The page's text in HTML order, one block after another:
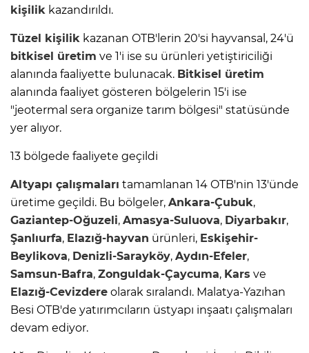
kişilik kazandırıldı.
Tüzel kişilik kazanan OTB'lerin 20'si hayvansal, 24'ü
bitkisel üretim ve 1'i ise su ürünleri yetiştiriciliği
alanında faaliyette bulunacak. Bitkisel üretim
alanında faaliyet gösteren bölgelerin 15'i ise
"jeotermal sera organize tarım bölgesi" statüsünde
yer alıyor.
13 bölgede faaliyete geçildi
Altyapı çalışmaları tamamlanan 14 OTB'nin 13'ünde
üretime geçildi. Bu bölgeler, Ankara-Çubuk,
Gaziantep-Oğuzeli, Amasya-Suluova, Diyarbakır,
Şanlıurfa, Elazığ-hayvan ürünleri, Eskişehir-
Beylikova, Denizli-Sarayköy, Aydın-Efeler,
Samsun-Bafra, Zonguldak-Çaycuma, Kars ve
Elazığ-Cevizdere olarak sıralandı. Malatya-Yazıhan
Besi OTB'de yatırımcıların üstyapı inşaatı çalışmaları
devam ediyor.